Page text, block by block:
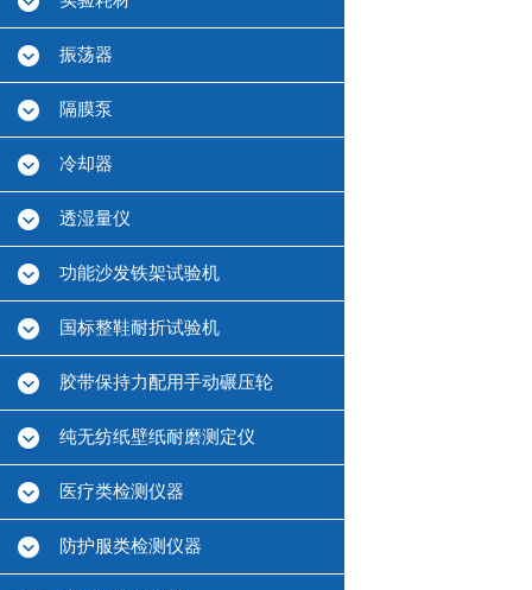
振荡器
隔膜泵
冷却器
透湿量仪
功能沙发铁架试验机
国标整鞋耐折试验机
胶带保持力配用手动碾压轮
纯无纺纸壁纸耐磨测定仪
医疗类检测仪器
防护服类检测仪器